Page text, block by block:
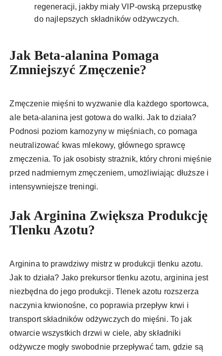
regeneracji, jakby miały VIP-owską przepustkę
do najlepszych składników odżywczych.
Jak Beta-alanina Pomaga
Zmniejszyć Zmęczenie?
Zmęczenie mięśni to wyzwanie dla każdego sportowca,
ale beta-alanina jest gotowa do walki. Jak to działa?
Podnosi poziom karnozyny w mięśniach, co pomaga
neutralizować kwas mlekowy, głównego sprawcę
zmęczenia. To jak osobisty strażnik, który chroni mięśnie
przed nadmiernym zmęczeniem, umożliwiając dłuższe i
intensywniejsze treningi.
Jak Arginina Zwiększa Produkcję
Tlenku Azotu?
Arginina to prawdziwy mistrz w produkcji tlenku azotu.
Jak to działa? Jako prekursor tlenku azotu, arginina jest
niezbędna do jego produkcji. Tlenek azotu rozszerza
naczynia krwionośne, co poprawia przepływ krwi i
transport składników odżywczych do mięśni. To jak
otwarcie wszystkich drzwi w ciele, aby składniki
odżywcze mogły swobodnie przepływać tam, gdzie są